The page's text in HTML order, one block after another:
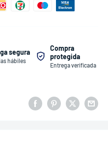
segura
hábiles
Compra
protegida
Entrega verificada